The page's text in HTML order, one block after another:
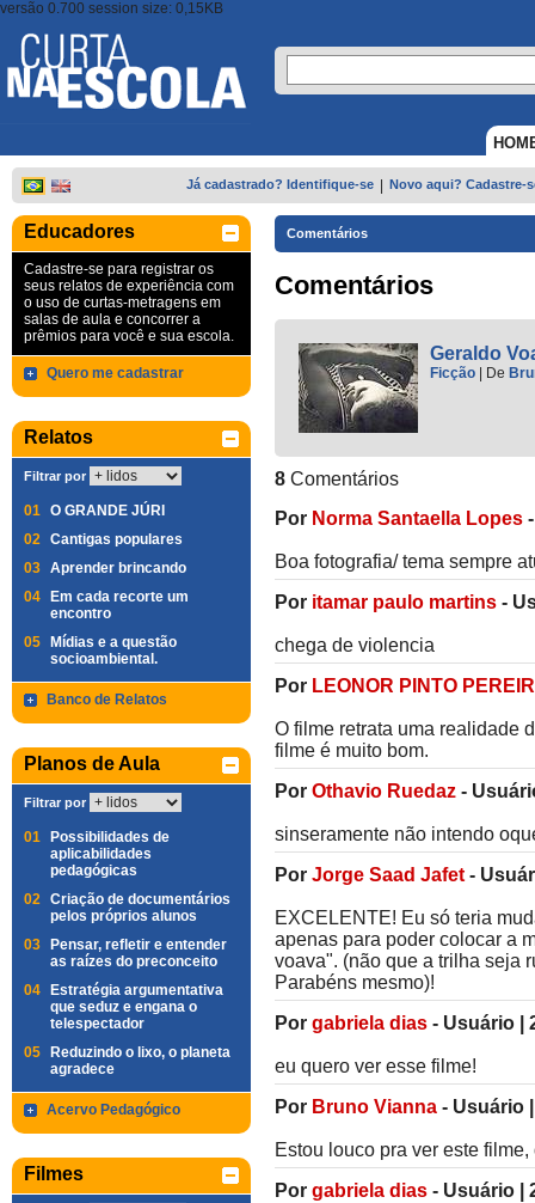
versão 0.700 session size: 0,15KB
Já cadastrado? Identifique-se Novo aqui? Cadastre-
Educadores
Cadastre-se para registrar os
seus relatos de experiência com
o uso de curtas-metragens em
salas de aula e concorrer a
prêmios para você e sua escola.
Quero me cadastrar
Relatos
Filtrar por
01 O GRANDE JÚRI
02 Cantigas populares
03 Aprender brincando
04
Em cada recorte um
encontro
05
Mídias e a questão
socioambiental.
Banco de Relatos
Planos de Aula
Filtrar por
01
Possibilidades de
aplicabilidades
pedagógicas
02 Criação de documentários
pelos próprios alunos
03
Pensar, refletir e entender
as raízes do preconceito
04
Estratégia argumentativa
que seduz e engana o
telespectador
05
Reduzindo o lixo, o planeta
agradece
Acervo Pedagógico
Filmes
Comentários
Comentários
Geraldo
Ficção De
8 Comentários
Por Norma Santaella Lopes
Boa fotografia/ tema sempre
Por itamar paulo martins -
chega de violencia
Por LEONOR PINTO
O filme retrata uma realidade
filme é muito bom.
Por Othavio Ruedaz -
sinseramente não intendo
Por Jorge Saad Jafet -
EXCELENTE! Eu só teria
apenas para poder colocar a
voava". (não que a trilha seja
Parabéns mesmo)!
Por gabriela dias - Usuário
eu quero ver esse filme!
Por Bruno Vianna - Usuário
Estou louco pra ver este
Por gabriela dias - Usuário